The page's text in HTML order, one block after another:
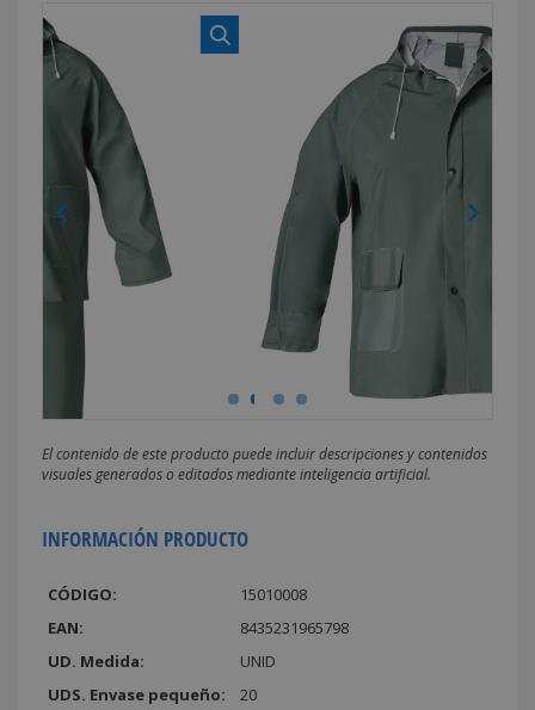
El contenido de este producto puede incluir descripciones y contenidos
visuales generados o editados mediante inteligencia artificial.
INFORMACIÓN PRODUCTO
CÓDIGO:
15010008
EAN:
8435231965798
UD. Medida:
UNID
UDS. Envase pequeño:
20